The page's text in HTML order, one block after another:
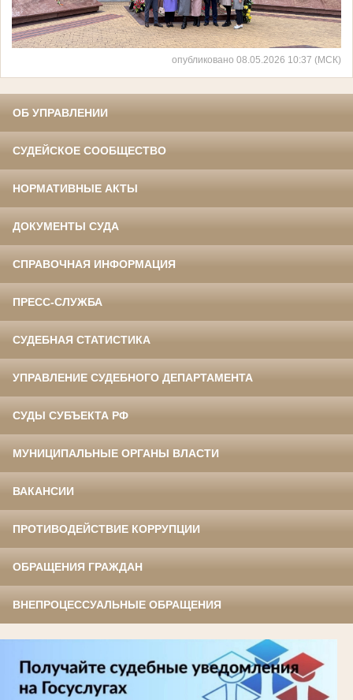
опубликовано 08.05.2026 10:37 (МСК)
ОБ УПРАВЛЕНИИ
СУДЕЙСКОЕ СООБЩЕСТВО
НОРМАТИВНЫЕ АКТЫ
ДОКУМЕНТЫ СУДА
СПРАВОЧНАЯ ИНФОРМАЦИЯ
ПРЕСС-СЛУЖБА
СУДЕБНАЯ СТАТИСТИКА
УПРАВЛЕНИЕ СУДЕБНОГО ДЕПАРТАМЕНТА
СУДЫ СУБЪЕКТА РФ
МУНИЦИПАЛЬНЫЕ ОРГАНЫ ВЛАСТИ
ВАКАНСИИ
ПРОТИВОДЕЙСТВИЕ КОРРУПЦИИ
ОБРАЩЕНИЯ ГРАЖДАН
ВНЕПРОЦЕССУАЛЬНЫЕ ОБРАЩЕНИЯ